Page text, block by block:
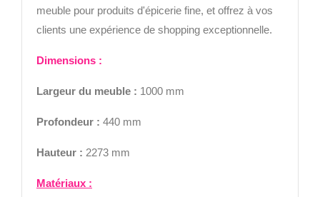
meuble pour produits d'épicerie fine, et offrez à vos
clients une expérience de shopping exceptionnelle.
Dimensions :
Largeur du meuble : 1000 mm
Profondeur : 440 mm
Hauteur : 2273 mm
Matériaux :